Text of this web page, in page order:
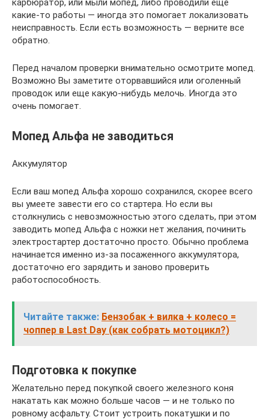
карбюратор, или мыли мопед, либо проводили еще
какие-то работы — иногда это помогает локализовать
неисправность. Если есть возможность — верните все
обратно.
Перед началом проверки внимательно осмотрите мопед.
Возможно Вы заметите оторвавшийся или оголенный
проводок или еще какую-нибудь мелочь. Иногда это
очень помогает.
Мопед Альфа не заводиться
Аккумулятор
Если ваш мопед Альфа хорошо сохранился, скорее всего
вы умеете завести его со стартера. Но если вы
столкнулись с невозможностью этого сделать, при этом
заводить мопед Альфа с ножки нет желания, починить
электростартер достаточно просто. Обычно проблема
начинается именно из-за посаженного аккумулятора,
достаточно его зарядить и заново проверить
работоспособность.
Читайте также: Бензобак + вилка + колесо =
чоппер в Last Day (как собрать мотоцикл?)
Подготовка к покупке
Желательно перед покупкой своего железного коня
накатать как можно больше часов — и не только по
ровному асфальту. Стоит устроить покатушки и по